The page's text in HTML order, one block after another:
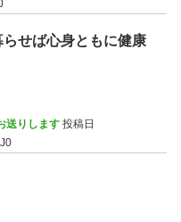
せば心身ともに健康
送りします 投稿日